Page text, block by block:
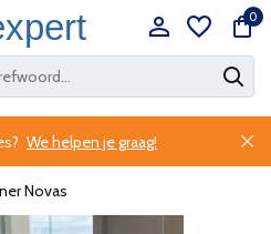
0
We helpen je graag!
Novas